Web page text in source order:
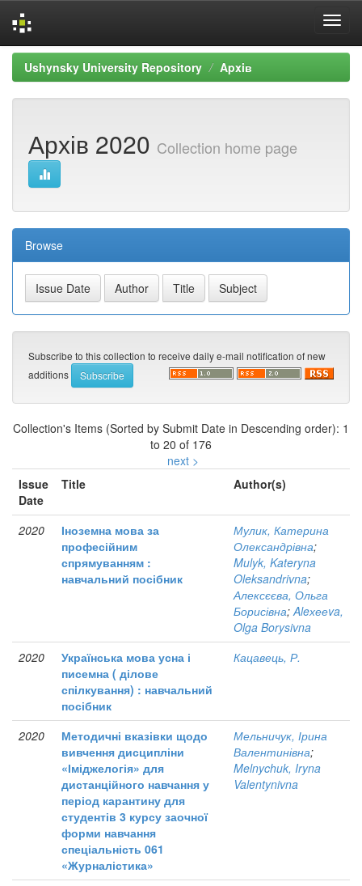
Skip
navigation
Ushynsky University Repository Apxiв
Архів 2020 Collection home page
Browse
Subscribe to this collection to receive daily e-mail notification of new
additions
Collection's Items (Sorted by Submit Date in Descending order): 1
to 20 of 176
next >
Issue
Date
Title Author(s)
2020
Іноземна мова за
професійним
спрямуванням :
навчальний посібник
Мулик, Катерина
Олександрівна;
Mulyk, Kateryna
Oleksandrivna;
Алексєєва, Ольга
Борисівна;Aleхееva,
Olga Borysivna
2020
Українська мова усна і
писемна ( ділове
спілкування) : навчальний
посібник
Кацавець, Р.
2020
Методичні вказівки щодо
вивчення дисципліни
«Іміджелогія» для
дистанційного навчання у
період карантину для
студентів 3 курсу заочної
форми навчання
спеціальність 061
«Журналістика»
Мельничук, Ірина
Валентинівна;
Melnychuk, Iryna
Valentynivna